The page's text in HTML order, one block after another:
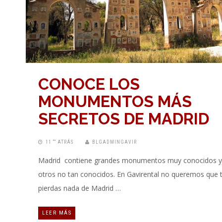
CONOCE LOS
MONUMENTOS MÁS
SECRETOS DE MADRID
11 “” ATRÁS BLGADMINGAVIR
Madrid contiene grandes monumentos muy conocidos y
otros no tan conocidos. En Gavirental no queremos que
pierdas nada de Madrid …
LEER MÁS